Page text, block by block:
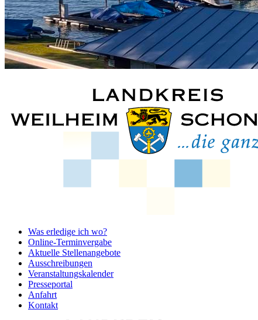
Was erledige ich wo?
Online-Terminvergabe
Aktuelle Stellenangebote
Ausschreibungen
Veranstaltungskalender
Presseportal
Anfahrt
Kontakt